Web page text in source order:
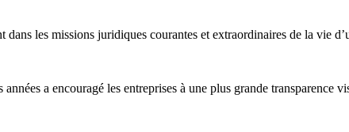
les missions juridiques courantes et extraordinaires de la vie
a encouragé les entreprises à une plus grande transparence